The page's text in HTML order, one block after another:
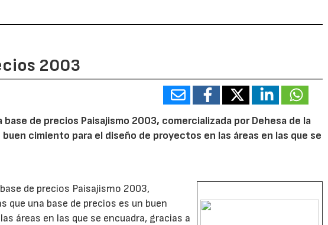
2003
de precios Paisajismo 2003, comercializada por Dehesa de la
buen cimiento para el diseño de proyectos en las áreas en las que se
de precios Paisajismo 2003,
que una base de precios es un buen
áreas en las que se encuadra, gracias a